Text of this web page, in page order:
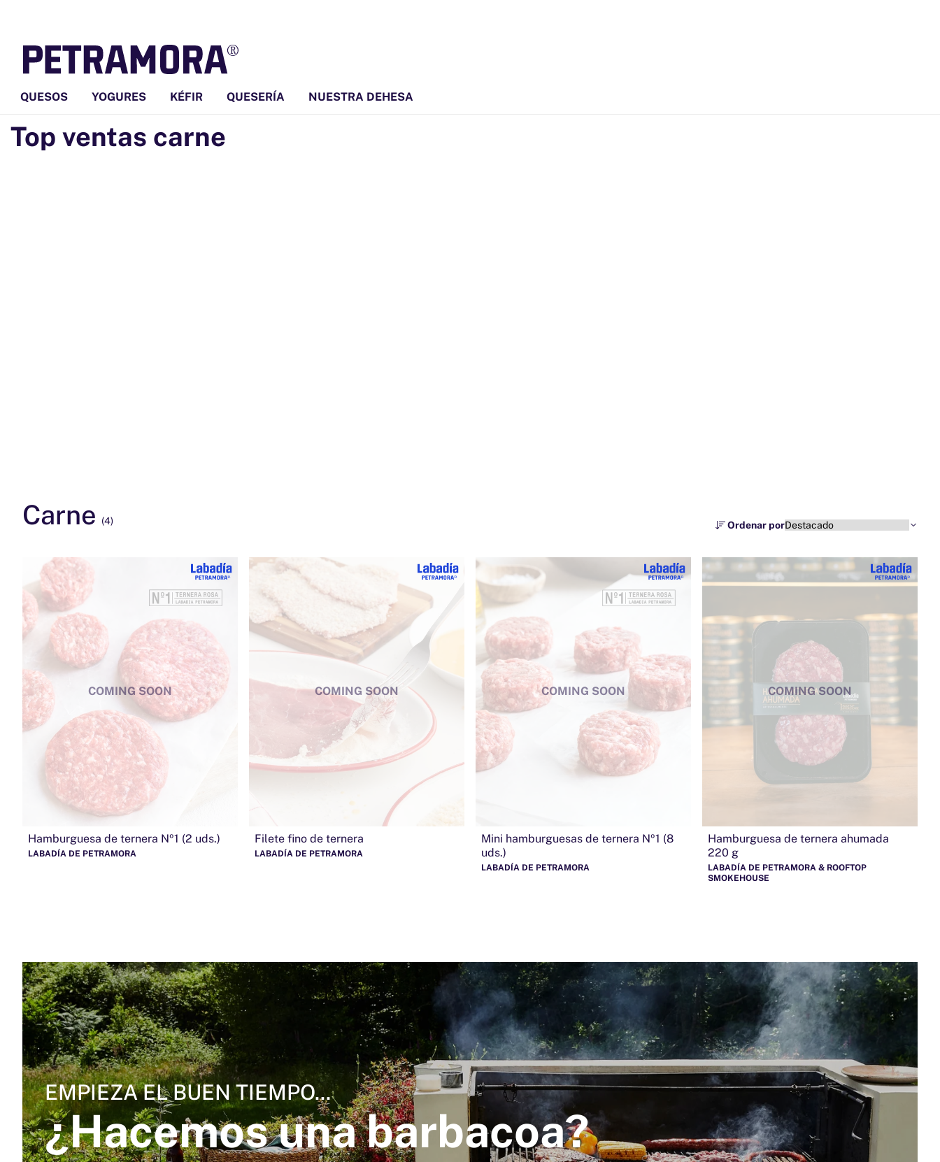
QUESOS YOGURES KÉFIR QUESERÍA NUESTRA DEHESA
Top ventas carne
Carne (4) Ordenar por
COMING SOON
Hamburguesa de ternera Nº1 (2 uds.)
LABADÍA DE PETRAMORA
COMING SOON
Filete fino de ternera
LABADÍA DE PETRAMORA
COMING SOON
Mini hamburguesas de ternera Nº1 (8
uds.)
LABADÍA DE PETRAMORA
COMING SOON
Hamburguesa de ternera ahumada
220 g
LABADÍA DE PETRAMORA & ROOFTOP
SMOKEHOUSE
¿Hacemos una barbacoa?
EMPIEZA EL BUEN TIEMPO...